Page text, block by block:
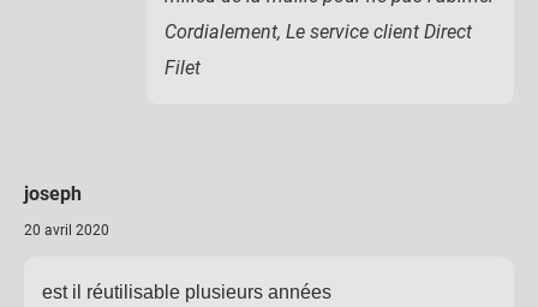
Cordialement, Le service client Direct
Filet
joseph
20 avril 2020
est il réutilisable plusieurs années